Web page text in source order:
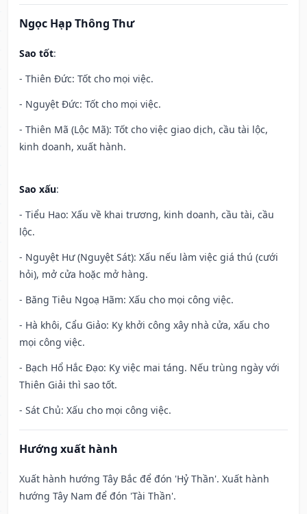
Ngọc Hạp Thông Thư
Sao tốt:
- Thiên Đức: Tốt cho mọi việc.
- Nguyệt Đức: Tốt cho mọi việc.
- Thiên Mã (Lộc Mã): Tốt cho việc giao dịch, cầu tài lộc,
kinh doanh, xuất hành.
Sao xấu:
- Tiểu Hao: Xấu về khai trương, kinh doanh, cầu tài, cầu
lộc.
- Nguyệt Hư (Nguyệt Sát): Xấu nếu làm việc giá thú (cưới
hỏi), mở cửa hoặc mở hàng.
- Băng Tiêu Ngoạ Hãm: Xấu cho mọi công việc.
- Hà khôi, Cẩu Giảo: Kỵ khởi công xây nhà cửa, xấu cho
mọi công việc.
- Bạch Hổ Hắc Đạo: Kỵ việc mai táng. Nếu trùng ngày với
Thiên Giải thì sao tốt.
- Sát Chủ: Xấu cho mọi công việc.
Hướng xuất hành
Xuất hành hướng Tây Bắc để đón 'Hỷ Thần'. Xuất hành
hướng Tây Nam để đón 'Tài Thần'.